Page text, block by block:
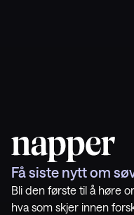
Få siste nytt om
Bli den første til å høre
hva som skjer innen